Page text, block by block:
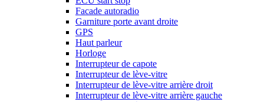
Facade autoradio
Garniture porte avant droite
GPS
Haut parleur
Horloge
Interrupteur de capote
Interrupteur de lève-vitre
Interrupteur de lève-vitre arrière droit
Interrupteur de lève-vitre arrière gauche